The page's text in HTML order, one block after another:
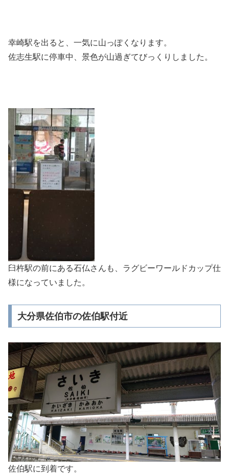
幸崎駅を出ると、一気に山っぽくなります。
佐志生駅に停車中、景色が山過ぎてびっくりしました。
臼杵駅の前にある石仏さんも、ラグビーワールドカップ仕
様になっていました。
大分県佐伯市の佐伯駅付近
佐伯駅に到着です。